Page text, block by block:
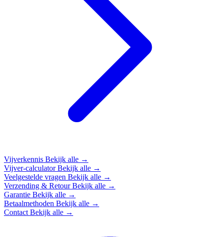
Vijverkennis Bekijk alle →
Vijver-calculatorBekijk alle →
Veelgestelde vragen Bekijk alle →
Verzending & RetourBekijk alle →
Garantie Bekijk alle →
Betaalmethoden Bekijk alle →
Contact Bekijk alle →